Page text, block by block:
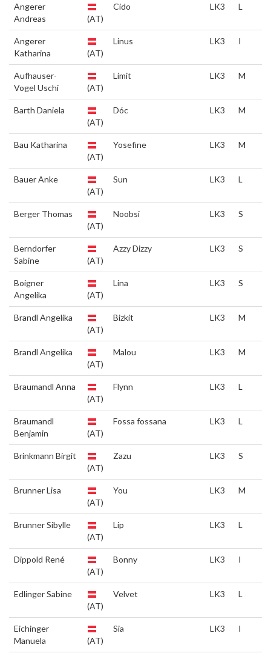
Angerer
Andreas
(AT)
Cido LK3 L
Angerer
Katharina
(AT)
Linus LK3 I
Aufhauser-
Vogel Uschi
(AT)
Limit LK3 M
Barth Daniela
(AT)
Dóc LK3 M
Bau Katharina
(AT)
Yosefine LK3 M
Bauer Anke
(AT)
Sun LK3 L
Berger Thomas
(AT)
Noobsi LK3 S
Berndorfer
Sabine
(AT)
Azzy Dizzy LK3 S
Boigner
Angelika
(AT)
Lina LK3 S
Brandl Angelika
(AT)
Bizkit LK3 M
Brandl Angelika
(AT)
Malou LK3 M
Braumandl Anna
(AT)
Flynn LK3 L
Braumandl
Benjamin
(AT)
Fossa fossana LK3 L
Brinkmann Birgit
(AT)
Zazu LK3 S
Brunner Lisa
(AT)
You LK3 M
Brunner Sibylle
(AT)
Lip LK3 L
Dippold René
(AT)
Bonny LK3 I
Edlinger Sabine
(AT)
Velvet LK3 L
Eichinger
Manuela
(AT)
Sia LK3 I